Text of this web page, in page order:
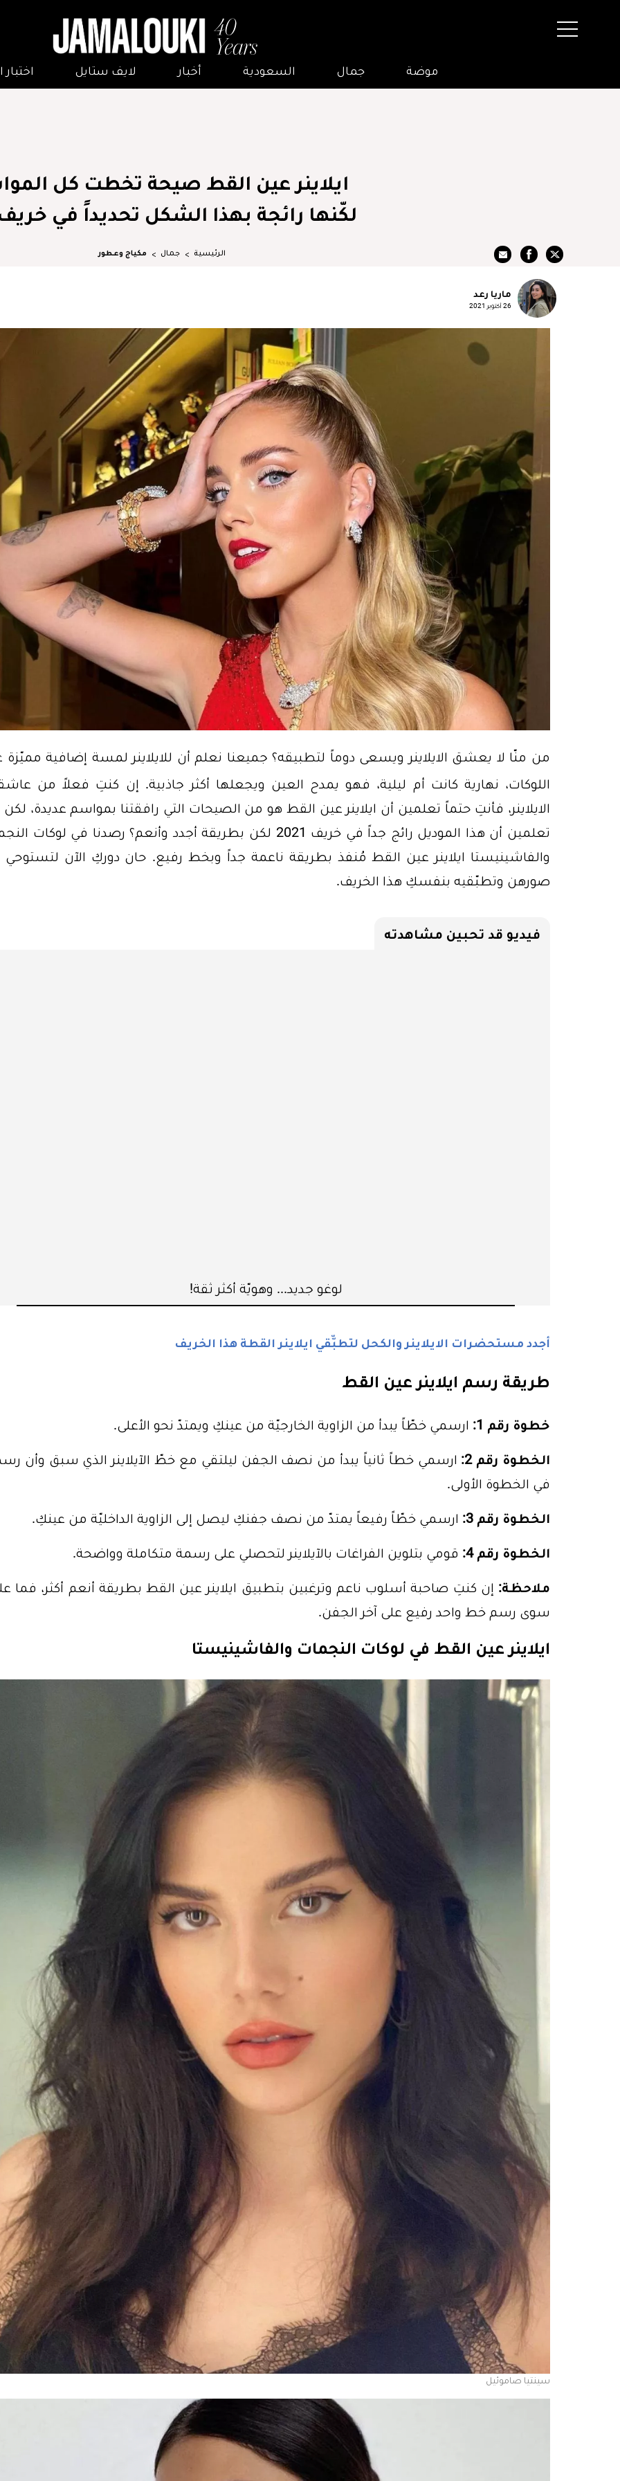
موضة جمال السعودية أخبار لايف ستايل
ايلاينر عين القط صيحة تخطت كل
لكّنها رائجة بهذا الشكل تحديداً في خريف
الرئيسية جمال مكياج وعطور
ماريا رعد
26 أكتوبر 2021
من منّا لا يعشق الايلاينر ويسعى دوماً لتطبيقه؟ جميعنا نعلم أن للايلاينر لمسة إضافية مميّزة
اللوكات، نهارية كانت أم ليلية، فهو يمدح العين ويجعلها أكثر جاذبية. إن كنتِ فعلاً من
الايلاينر، فأنتِ حتماً تعلمين أن ايلاينر عين القط هو من الصيحات التي رافقتنا بمواسم عديدة،
تعلمين أن هذا الموديل رائج جداً في خريف 2021 لكن بطريقة أجدد وأنعم؟ رصدنا في لوكات
والفاشينيستا ايلاينر عين القط مُنفذ بطريقة ناعمة جداً وبخط رفيع. حان دوركِ الآن
صورهن وتطبّقيه بنفسكِ هذا الخريف.
فيديو قد تحبين مشاهدته
لوغو جديد... وهويّة أكثر ثقة!
أجدد مستحضرات الايلاينر والكحل لتطبّّقي ايلاينر القطة هذا الخريف
طريقة رسم ايلاينر عين القط
خطوة رقم 1: ارسمي خطّاً يبدأ من الزاوية الخارجيّة من عينكِ ويمتدّ نحو الأعلى.
الخطوة رقم 2:
ارسمي خطاً ثانياً يبدأ من نصف الجفن ليلتقي مع خطّ الآيلاينر الذي سبق وأن
في الخطوة الأولى.
الخطوة رقم 3: ارسمي خطّاً رفيعاً يمتدّ من نصف جفنكِ ليصل إلى الزاوية الداخليّة من عينكِ.
الخطوة رقم 4: قومي بتلوين الفراغات بالآيلاينر لتحصلي على رسمة متكاملة وواضحة.
ملاحظة: إن كنتِ صاحبة أسلوب ناعم وترغبين بتطبيق ايلاينر عين القط بطريقة أنعم أكثر، فما
سوى رسم خط واحد رفيع على آخر الجفن.
ايلاينر عين القط في لوكات النجمات والفاشينيستا
سينتيا صاموئيل